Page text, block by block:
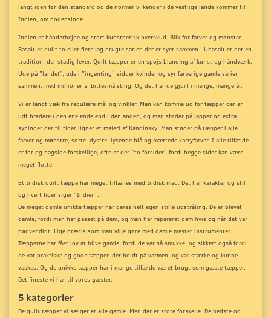
langt igen før den standard og de normer vi kender i de vestlige lande kommer til
Indien, om nogensinde.
Indien er håndarbejde og stort kunstnerisk overskud. Blik for farver og mønstre.
Basalt er quilt to eller flere lag brugte sarier, der er syet sammen. Ubasalt er det en
tradition, der stadig lever. Quilt tæpper er en spøjs blanding af kunst og håndværk.
Ude på ”landet”, ude i ”ingenting” sidder kvinder og syr farverige gamle sarier
sammen, med millioner af bittesmå sting. Og det har de gjort i mange, mange år.
Vi er langt væk fra regulære mål og vinkler. Man kan komme ud for tæpper der er
lidt bredere i den ene ende end i den anden, og man støder på lapper og extra
syninger der til tider ligner et maleri af Kandinsky. Man støder på tæpper i alle
farver og mønstre, sorte, dystre, lysende blå og mættede karryfarver. I alle tilfælde
er for og bagside forskellige, ofte er der ”to forsider” fordi begge sider kan være
meget flotte.
Et Indisk quilt tæppe har meget tilfælles med Indisk mad. Det har karakter og stil
og hvert fiber siger ”Indien”.
De meget gamle unikke tæpper har deres helt egen stille udstråling. De er blevet
gamle, fordi man har passet på dem, og man har repareret dem hvis og når det var
nødvendigt. Lige præcis som man ville gøre med gamle mester instrumenter.
Tæpperne har fået lov at blive gamle, fordi de var så smukke, og sikkert også fordi
de var praktiske og gode tæpper, der holdt på varmen, og var stærke og kunne
vaskes. Og de unikke tæpper har i mange tilfælde været brugt som gæste tæpper.
Det fineste vi har til vores gæster.
5 kategorier
De quilt tæpper vi sælger er alle gamle. Men der er store forskelle. De bedste og